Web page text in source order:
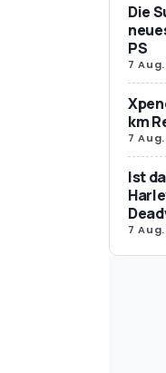
Die
PS
7 Aug.
km
7 Aug.
Ist
7 Aug.